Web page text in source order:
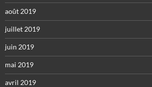
août 2019
juillet 2019
juin 2019
mai 2019
avril 2019